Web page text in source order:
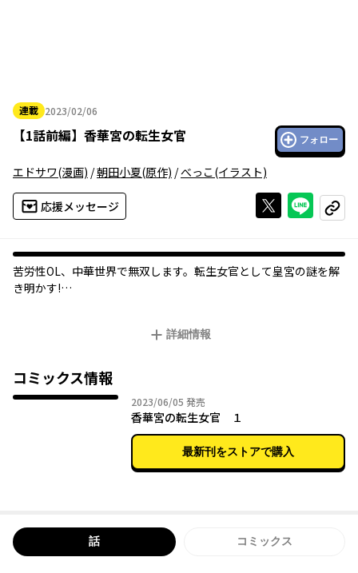
連載 2023/02/06
2023年02月06日
【1話前編】 香華宮の転生女官 フォロー
エドサワ(漫画) /朝田小夏(原作) /べっこ(イラスト)
応援メッセージ Xで投稿する
ライン
コピー
苦労性OL、中華世界で無双します。転生女官として皇宮の謎を解
き明かす!
歳。仕事も恋も、最近若干停滞気味。
ある日凜は、彼氏が親友と浮気をしている場面に遭遇する。
追いかけようとして車に轢かれてしまった凜は、目覚めると中国
とおぼしき過去の世界に転生していた!
すぐ横には血まみれの死体。まったく状況が呑み込めずにいる
と、なんと殺人事件の犯人と間違えられ、投獄されてしまう。
窮地に陥る凜だが、時の皇帝の甥で武官である趙子陣(ちょう・し
子陣の屋敷に居候することになった凜は、現世では全く役に立た
なかった数々のスキルを使い、子陣や周囲の人を助ける。
詳細情報
コミックス情報
2023/06/05 2023年06月05日
発売
香華宮の転生女官 １
最新刊をストアで購入
話 コミックス